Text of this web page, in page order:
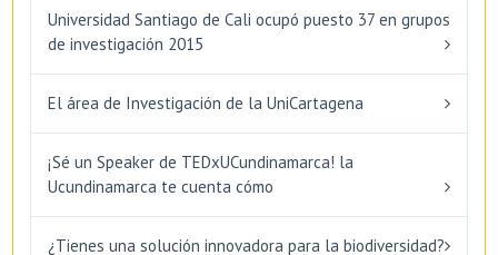
Universidad Santiago de Cali ocupó puesto 37 en grupos
de investigación 2015
El área de Investigación de la UniCartagena
¡Sé un Speaker de TEDxUCundinamarca! la
Ucundinamarca te cuenta cómo
¿Tienes una solución innovadora para la biodiversidad?